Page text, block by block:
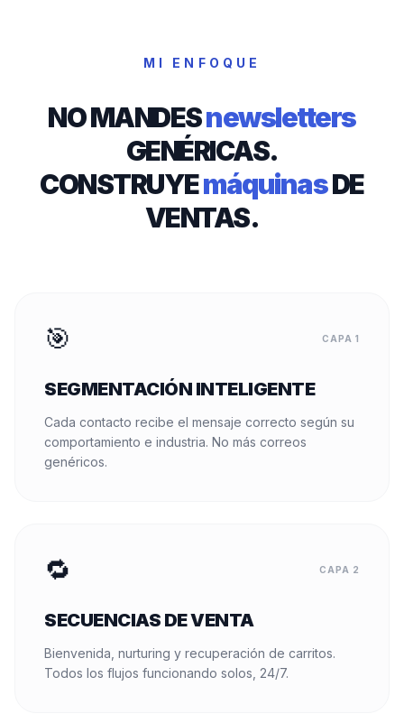
MI ENFOQUE
NO MANDESnewsletters
GENÉRICAS.
CONSTRUYEmáquinasDE
VENTAS.
🎯 CAPA 1
SEGMENTACIÓN INTELIGENTE
Cada contacto recibe el mensaje correcto según su
comportamiento e industria. No más correos
genéricos.
🔁 CAPA 2
SECUENCIAS DE VENTA
Bienvenida, nurturing y recuperación de carritos.
Todos los flujos funcionando solos, 24/7.